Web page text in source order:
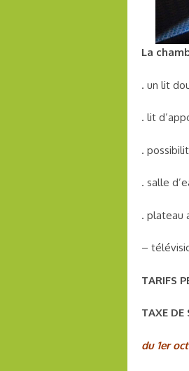
La
. un lit
. lit
.
. salle
. plateau
–
TARIFS
TAXE DE
du 1er